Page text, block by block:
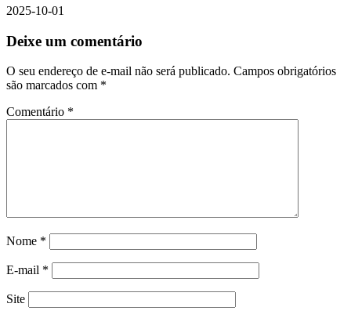
2025-10-01
Deixe um comentário
O seu endereço de e-mail não será publicado. Campos obrigatórios
são marcados com *
Comentário *
Nome *
E-mail *
Site